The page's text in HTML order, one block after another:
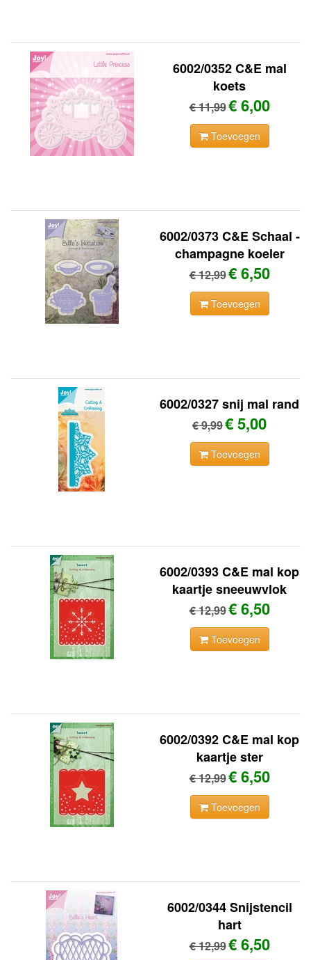
6002/0352 C&E mal
koets
€ 11,99€ 6,00
Toevoegen
6002/0373 C&E Schaal -
champagne koeler
€ 12,99€ 6,50
Toevoegen
6002/0327 snij mal rand
€ 9,99€ 5,00
Toevoegen
6002/0393 C&E mal kop
kaartje sneeuwvlok
€ 12,99€ 6,50
Toevoegen
6002/0392 C&E mal kop
kaartje ster
€ 12,99€ 6,50
Toevoegen
6002/0344 Snijstencil
hart
€ 12,99€ 6,50